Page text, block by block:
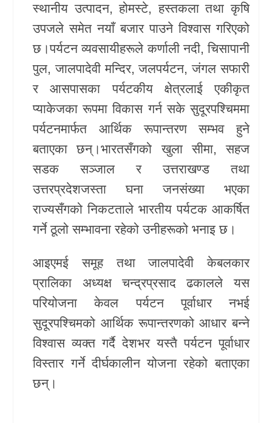
स्थानीय उत्पादन, होमस्टे, हस्तकला तथा कृषि
उपजले समेत नयाँ बजार पाउने विश्वास गरिएको
छ।पर्यटन व्यवसायीहरूले कर्णाली नदी, चिसापानी
पुल, जालपादेवी मन्दिर, जलपर्यटन, जंगल सफारी
र आसपासका पर्यटकीय क्षेत्रलाई एकीकृत
प्याकेजका रूपमा विकास गर्न सके सुदूरपश्चिममा
पर्यटनमार्फत आर्थिक रूपान्तरण सम्भव हुने
बताएका छन्।भारतसँगको खुला सीमा, सहज
सडक सञ्जाल र उत्तराखण्ड तथा
उत्तरप्रदेशजस्ता घना जनसंख्या भएका
राज्यसँगको निकटताले भारतीय पर्यटक आकर्षित
गर्ने ठूलो सम्भावना रहेको उनीहरूको भनाइ छ।
आइएमई समूह तथा जालपादेवी केबलकार
प्रालिका अध्यक्ष चन्द्रप्रसाद ढकालले यस
परियोजना केवल पर्यटन पूर्वाधार नभई
सुदूरपश्चिमको आर्थिक रूपान्तरणको आधार बन्ने
विश्वास व्यक्त गर्दै देशभर यस्तै पर्यटन पूर्वाधार
विस्तार गर्ने दीर्घकालीन योजना रहेको बताएका
छन्।